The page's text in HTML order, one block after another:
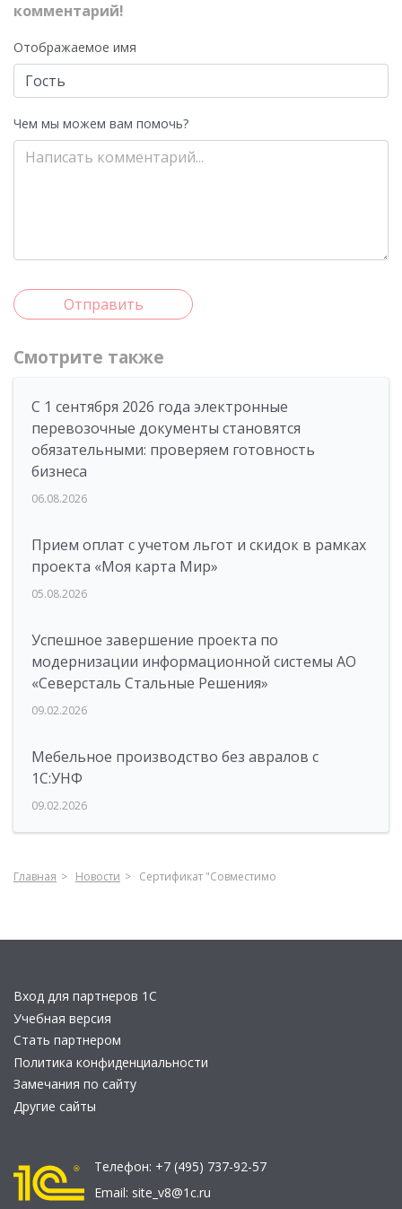
комментарий!
Отображаемое имя
Чем мы можем вам помочь?
Отправить
Смотрите также
С 1 сентября 2026 года электронные
перевозочные документы становятся
обязательными: проверяем готовность
бизнеса
06.08.2026
Прием оплат с учетом льгот и скидок в рамках
проекта «Моя карта Мир»
05.08.2026
Успешное завершение проекта по
модернизации информационной системы АО
«Северсталь Стальные Решения»
09.02.2026
Мебельное производство без авралов с
1С:УНФ
09.02.2026
Главная Новости Сертификат "Совместимо
Вход для партнеров 1С
Учебная версия
Стать партнером
Политика конфиденциальности
Замечания по сайту
Другие сайты
Телефон: +7 (495) 737-92-57
Email: site_v8@1c.ru